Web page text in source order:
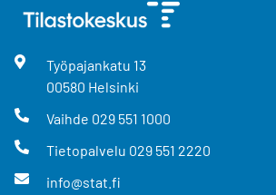
Työpajankatu 13
00580 Helsinki
Vaihde 029 551 1000
Tietopalvelu 029 551 2220
info@stat.fi